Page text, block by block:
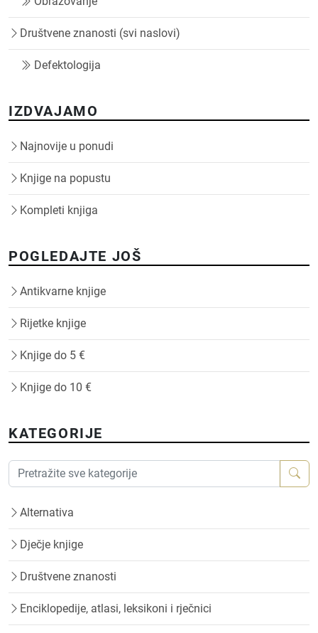
Društvene znanosti (svi naslovi)
Defektologija
IZDVAJAMO
Najnovije u ponudi
Knjige na popustu
Kompleti knjiga
POGLEDAJTE JOŠ
Antikvarne knjige
Rijetke knjige
Knjige do 5 €
Knjige do 10 €
KATEGORIJE
Alternativa
Dječje knjige
Društvene znanosti
Enciklopedije, atlasi, leksikoni i rječnici